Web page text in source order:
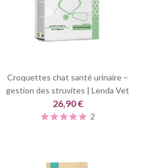
Croquettes chat santé urinaire –
gestion des struvites | Lenda Vet
26,90 €
2